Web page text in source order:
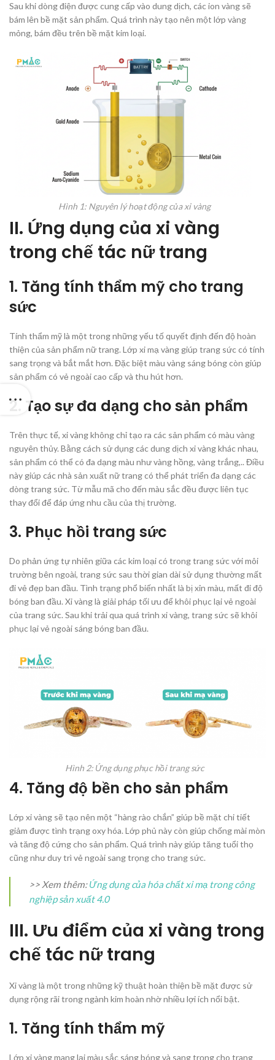
Sau khi dòng điện được cung cấp vào dung dịch, các ion vàng sẽ
bám lên bề mặt sản phẩm. Quá trình này tạo nên một lớp vàng
mỏng, bám đều trên bề mặt kim loại.
Hình 1: Nguyên lý hoạt động của xi vàng
II. Ứng dụng của xi vàng
trong chế tác nữ trang
1. Tăng tính thẩm mỹ cho trang
sức
Tính thẩm mỹ là một trong những yếu tố quyết định đến độ hoàn
thiện của sản phẩm nữ trang. Lớp xi mạ vàng giúp trang sức có tính
sang trọng và bắt mắt hơn. Đặc biệt màu vàng sáng bóng còn giúp
sản phẩm có vẻ ngoài cao cấp và thu hút hơn.
2. Tạo sự đa dạng cho sản phẩm
Trên thực tế, xi vàng không chỉ tạo ra các sản phẩm có màu vàng
nguyên thủy. Bằng cách sử dụng các dung dịch xi vàng khác nhau,
sản phẩm có thể có đa dạng màu như vàng hồng, vàng trắng,.. Điều
này giúp các nhà sản xuất nữ trang có thể phát triển đa dạng các
dòng trang sức. Từ mẫu mã cho đến màu sắc đều được liên tục
thay đổi để đáp ứng nhu cầu của thị trường.
3. Phục hồi trang sức
Do phản ứng tự nhiên giữa các kim loại có trong trang sức với môi
trường bên ngoài, trang sức sau thời gian dài sử dụng thường mất
đi vẻ đẹp ban đầu. Tình trạng phổ biến nhất là bị xỉn màu, mất đi độ
bóng ban đầu. Xi vàng là giải pháp tối ưu để khôi phục lại vẻ ngoài
của trang sức. Sau khi trải qua quá trình xi vàng, trang sức sẽ khôi
phục lại vẻ ngoài sáng bóng ban đầu.
Hình 2: Ứng dụng phục hồi trang sức
4. Tăng độ bền cho sản phẩm
Lớp xi vàng sẽ tạo nên một “hàng rào chắn” giúp bề mặt chi tiết
giảm được tình trạng oxy hóa. Lớp phủ này còn giúp chống mài mòn
và tăng độ cứng cho sản phẩm. Quá trình này giúp tăng tuổi thọ
cũng như duy trì vẻ ngoài sang trọng cho trang sức.
>> Xem thêm:Ứng dụng của hóa chất xi mạ trong công
nghiệp sản xuất 4.0
III. Ưu điểm của xi vàng trong
chế tác nữ trang
Xi vàng là một trong những kỹ thuật hoàn thiện bề mặt được sử
dụng rộng rãi trong ngành kim hoàn nhờ nhiều lợi ích nổi bật.
1. Tăng tính thẩm mỹ
Lớp xi vàng mang lại màu sắc sáng bóng và sang trọng cho trang